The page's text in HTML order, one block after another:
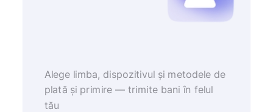
Alege limba, dispozitivul și metodele de
plată și primire — trimite bani în felul
tău